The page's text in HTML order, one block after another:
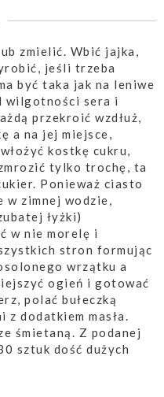
zmielić. Wbić jajka,
jeśli trzeba
być taka jak na leniwe
wilgotności sera i
przekroić wzdłuż,
a na jej miejsce,
kostkę cukru,
tylko trochę, ta
Ponieważ ciasto
w zimnej wodzie,
łyżki)
w nie morelę i
stron formując
wrzątku a
ogień i gotować
polać bułeczką
z dodatkiem masła.
śmietaną. Z podanej
sztuk dość dużych